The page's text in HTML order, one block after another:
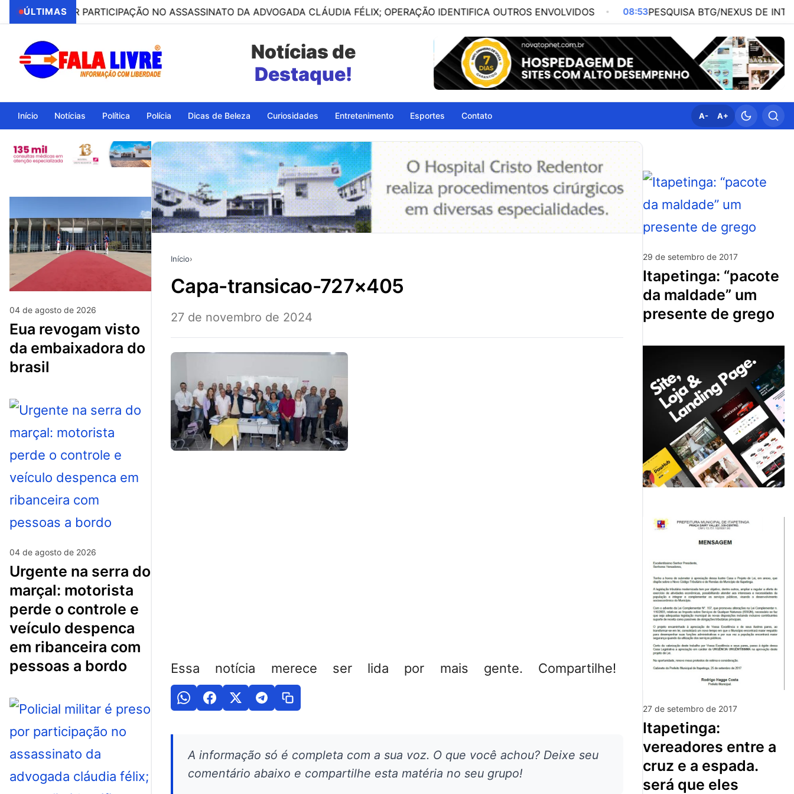
ÚLTIMAS
POR PARTICIPAÇÃO NO ASSASSINATO DA ADVOGADA CLÁUDIA FÉLIX; OPERAÇÃO IDENTIFICA OUTROS ENVOLVIDOS 08:53PESQUISA BTG/NEXUS DE INTENÇÃO DE
Notícias de
Itapetinga - BA
Início Notícias Política Polícia Dicas de Beleza Curiosidades Entretenimento Esportes Contato A- A+
04 de agosto de 2026
eua revogam visto
da embaixadora do
brasil
04 de agosto de 2026
urgente na serra do
marçal: motorista
perde o controle e
veículo despenca
em ribanceira com
pessoas a bordo
Início›
capa-transicao-727×405
27 de novembro de 2024
Essa notícia merece ser lida por mais gente. Compartilhe!
A informação só é completa com a sua voz. O que você achou? Deixe seu
comentário abaixo e compartilhe esta matéria no seu grupo!
29 de setembro de 2017
itapetinga: “pacote
da maldade” um
presente de grego
27 de setembro de 2017
itapetinga:
vereadores entre a
cruz e a espada.
será que eles